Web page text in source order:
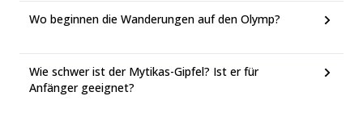
Wo beginnen die Wanderungen auf den Olymp?
Wie schwer ist der Mytikas-Gipfel? Ist er für
Anfänger geeignet?